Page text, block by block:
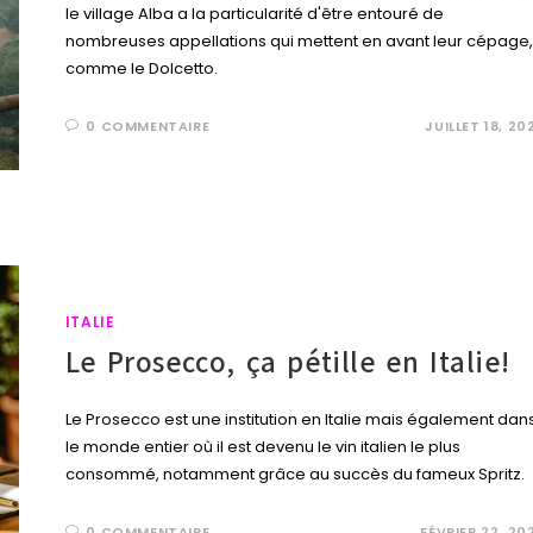
le village Alba a la particularité d'être entouré de
nombreuses appellations qui mettent en avant leur cépage,
comme le Dolcetto.
0 COMMENTAIRE JUILLET 18,
ITALIE
Le Prosecco, ça pétille en Italie!
Le Prosecco est une institution en Italie mais également
le monde entier où il est devenu le vin italien le plus
consommé, notamment grâce au succès du fameux Spritz.